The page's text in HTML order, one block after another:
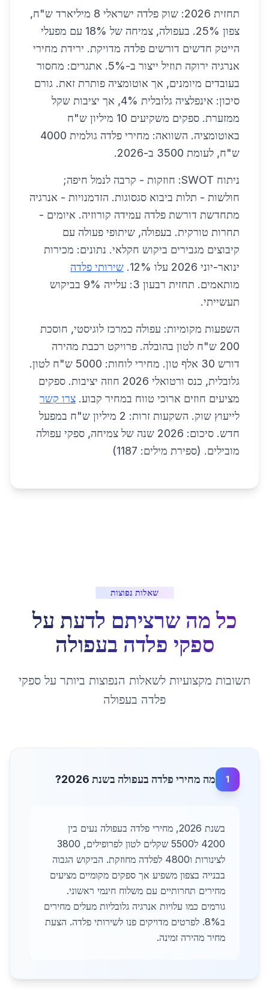
תחזית 2026: שוק פלדה ישראלי 8 מיליארד ש"ח,
צפון 25%. בעפולה, צמיחה של 18% עם מפעלי
הייטק חדשים דורשים פלדה מדויקת. ירידת מחירי
אנרגיה ירוקה תוזיל ייצור ב-5%. אתגרים: מחסור
בעובדים מיומנים, אך אוטומציה פותרת זאת. גורם
סיכון: אינפלציה גלובלית 4%, אך יציבות שקל
ממזערת. ספקים משקיעים 10 מיליון ש"ח
באוטומציה. השוואה: מחירי פלדה גולמית 4000
ש"ח, לעומת 3500 ב-2026.
ניתוח SWOT: חוזקות - קרבה לנמל חיפה;
חולשות - תלות ביבוא סגסוגות. הזדמנויות - אנרגיה
מתחדשת דורשת פלדה עמידה קורוזיה. איומים -
תחרות טורקית. בעפולה, שיתופי פעולה עם
קיבוצים מגבירים ביקוש חקלאי. נתונים: מכירות
ינואר-יוני 2026 עלו 12%.
שירותי פלדה
מותאמים. תחזית רבעון 3: עלייה 9% בביקוש
תעשייתי.
השפעות מקומיות: עפולה כמרכז לוגיסטי, חוסכת
200 ש"ח לטון בהובלה. פרויקט רכבת מהירה
דורש 30 אלף טון. מחירי לוחות: 5000 ש"ח לטון.
גלובלית, כנס ורטואלי 2026 חוזה יציבות. ספקים
מציעים חוזים ארוכי טווח במחיר קבוע. צרו קשר
לייעוץ שוק. השקעות זרות: 2 מיליון ש"ח במפעל
חדש. סיכום: 2026 שנה של צמיחה, ספקי עפולה
מובילים. (ספירת מילים: 1187)
שאלות נפוצות
כל מה שרציתם לדעת על
ספקי פלדה בעפולה
תשובות מקצועיות לשאלות הנפוצות ביותר על ספקי
פלדה בעפולה
1 מה מחירי פלדה בעפולה בשנת 2026?
בשנת 2026, מחירי פלדה בעפולה נעים בין
4200 ל5500 שקלים לטון לפרופילים, 3800
לצינורות ו4800 לפלדה מחוזקת. הביקוש הגבוה
בבנייה בצפון משפיע אך ספקים מקומיים מציעים
מחירים תחרותיים עם משלוח חינמי ראשוני.
גורמים כמו עלויות אנרגיה גלובליות מעלים מחירים
ב8%. לפרטים מדויקים פנו לשירותי פלדה. הצעת
מחיר מהירה זמינה.